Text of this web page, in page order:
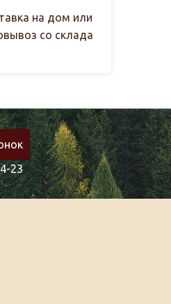
на дом или
со склада
23